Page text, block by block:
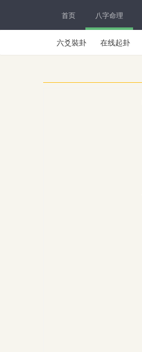
首页 八字命理
六爻裝卦 在线起卦